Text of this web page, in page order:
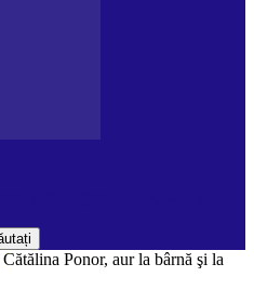
Cătălina Ponor, aur la bârnă şi la